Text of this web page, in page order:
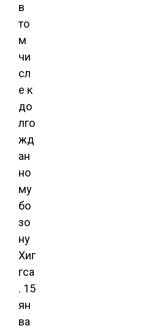
в
то
м
чи
сл
е к
до
лго
жд
ан
но
му
бо
зо
ну
Хиг
гса
. 15
ян
ва